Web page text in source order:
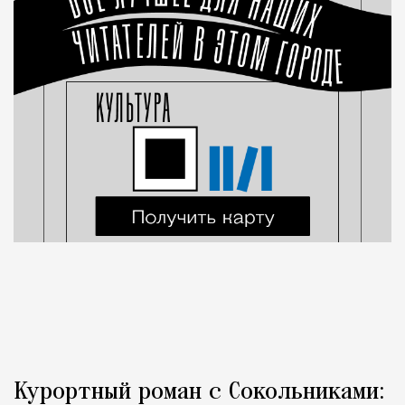
Курортный роман с Сокольниками: